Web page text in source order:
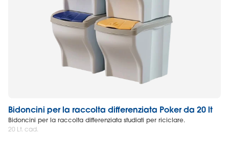
Bidoncini per la raccolta differenziata Poker da 20 lt
Bidoncini per la raccolta differenziata studiati per riciclare.
20 Lt. cad.